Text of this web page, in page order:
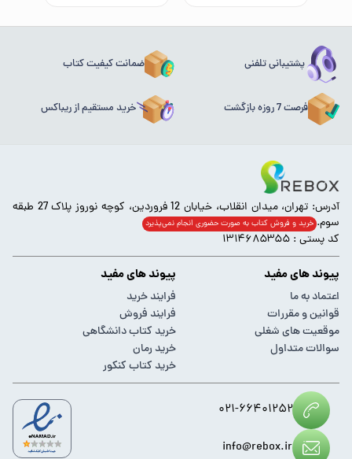
پشتیبانی تلفنی ضمانت کیفیت کتاب
فرصت 7 روزه بازگشت خرید مستقیم از ریباکس
آدرس: تهران، میدان انقلاب، خیابان 12 فروردین، کوچه نوروز پلاک 27 طبقه
سوم. خرید و فروش کتاب به صورت حضوری انجام‌ نمی‌پذیرد
کد پستی : ۱۳۱۴۶۸۵۳۵۵
پیوند های مفید
اعتماد به ما
قوانین و مقررات
موقعیت های شغلی
سوالات متداول
پیوند های مفید
فرایند خرید
فرایند فروش
خرید کتاب دانشگاهی
خرید رمان
خرید کتاب کنکور
۰۲۱-۶۶۴۰۱۲۵۲
info@rebox.ir